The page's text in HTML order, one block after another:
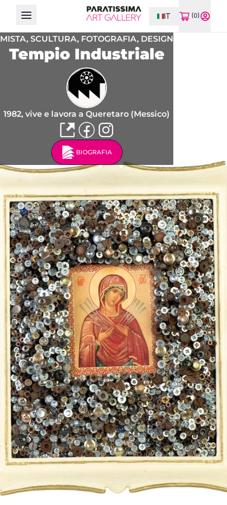
Open main menu IT (0)
MISTA, SCULTURA, FOTOGRAFIA, DESIGN
Tempio Industriale
1982, vive e lavora a Queretaro (Messico)
BIOGRAFIA